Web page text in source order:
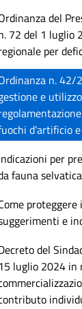
del
72 del 1 luglio
per
n. 42/
e
d'artificio
per
fauna selvatica
e
del
15 luglio 2024 in